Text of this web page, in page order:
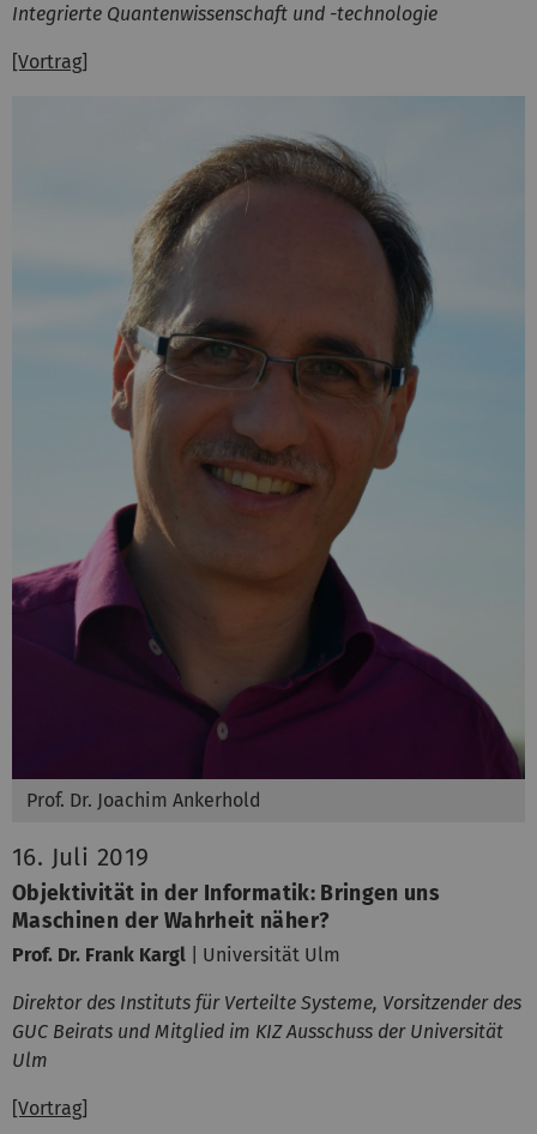
Integrierte Quantenwissenschaft und -technologie
[Vortrag]
Prof. Dr. Joachim Ankerhold
16. Juli 2019
Objektivität in der Informatik: Bringen uns
Maschinen der Wahrheit näher?
Prof. Dr. Frank Kargl | Universität Ulm
Direktor des Instituts für Verteilte Systeme, Vorsitzender des
GUC Beirats und Mitglied im KIZ Ausschuss der Universität
Ulm
[Vortrag]